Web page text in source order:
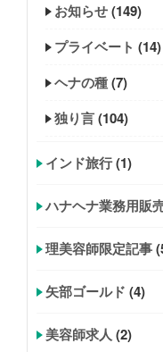
お知らせ(149)
プライベート (14)
ヘナの種(7)
独り言(104)
インド旅行(1)
ハナヘナ業務用販
理美容師限定記事
矢部ゴールド (4)
美容師求人(2)